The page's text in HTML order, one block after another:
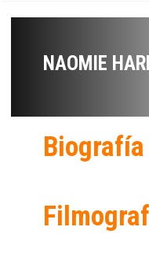
NAOMIE
Biografía